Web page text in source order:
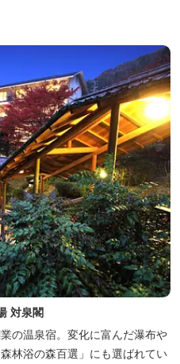
対泉閣
の温泉宿。変化に富んだ瀑布や
林浴の森百選」にも選ばれてい